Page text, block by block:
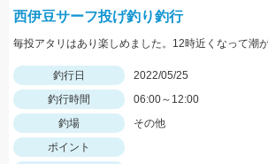
西伊豆サーフ投げ釣り釣行
釣行日
2022/05/25
釣行時間
06:00～12:00
釣場
その他
ポイント